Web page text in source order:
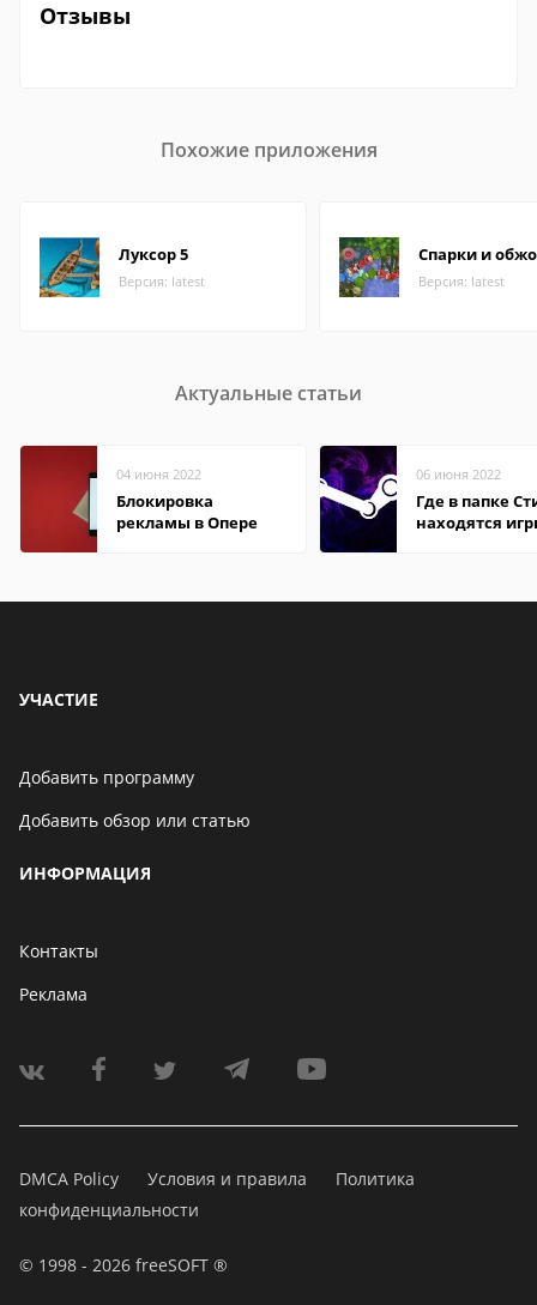
Отзывы
Похожие приложения
Луксор 5
Версия: latest
Спарки и
Версия: latest
Актуальные статьи
04 июня 2022
Блокировка
рекламы в Опере
06 июня 2022
Где в папке
находятся
УЧАСТИЕ
Добавить программу
Добавить обзор или статью
ИНФОРМАЦИЯ
Контакты
Реклама
DMCA Policy Условия и правила
Политика
конфиденциальности
© 1998 - 2026 freeSOFT ®